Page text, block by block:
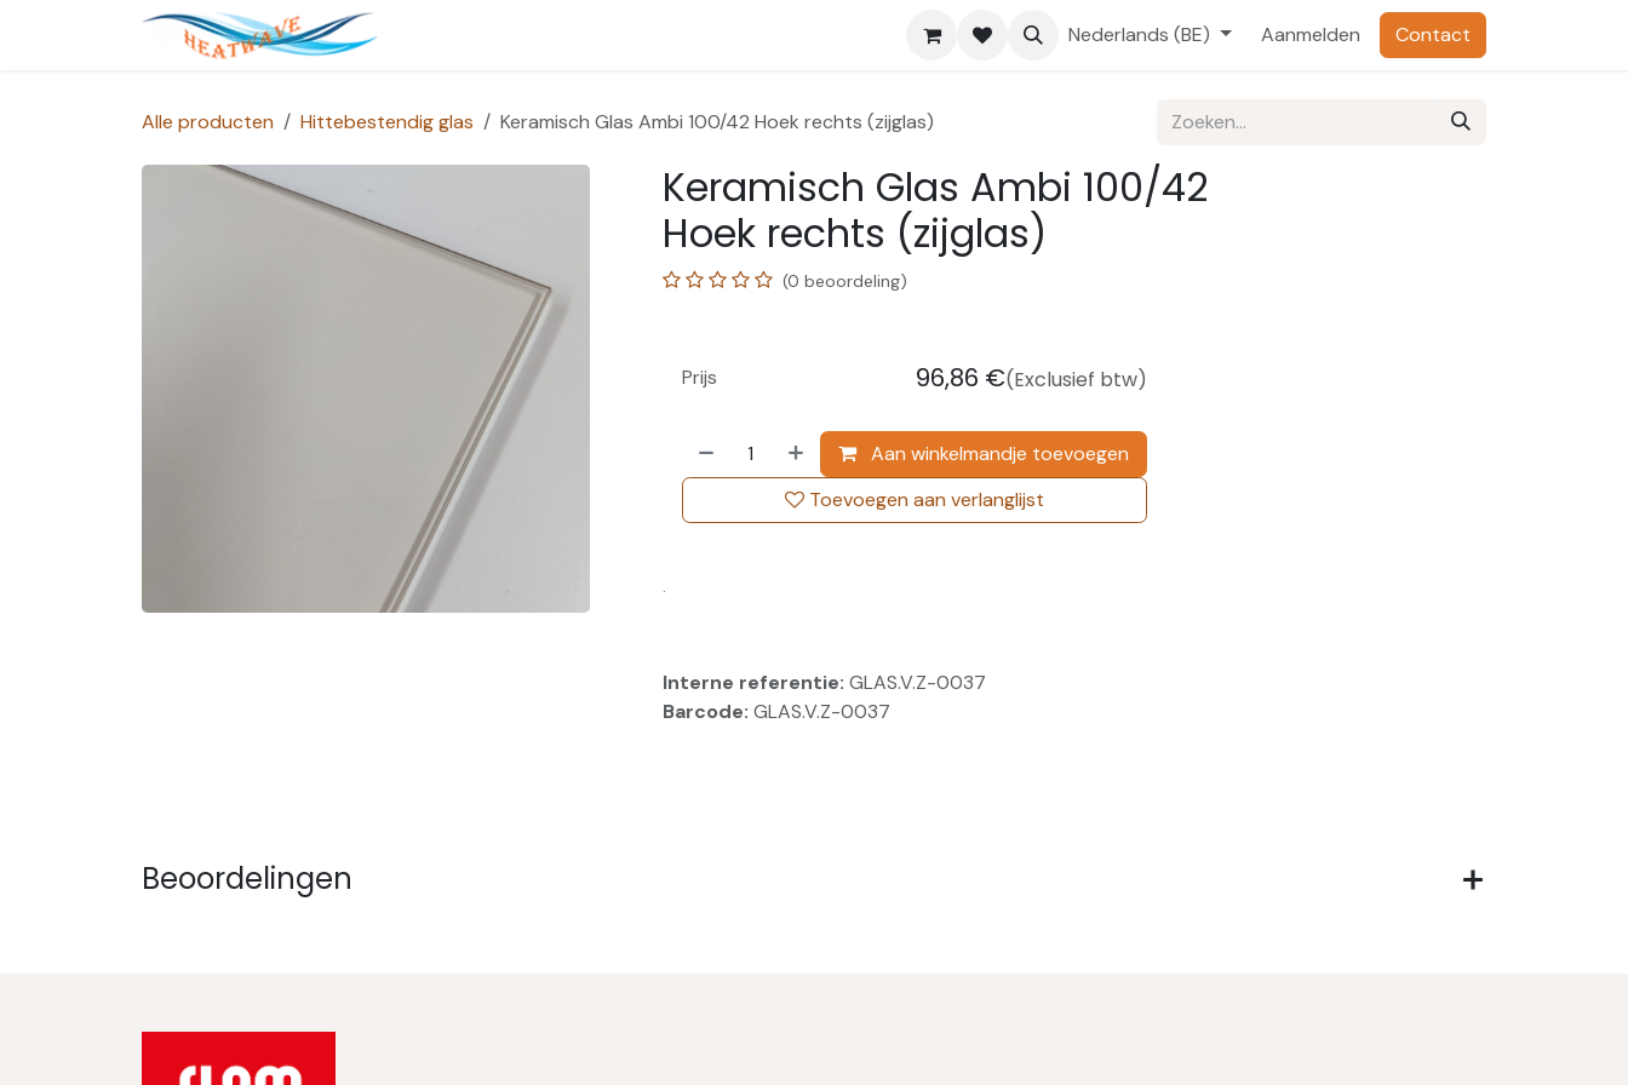
Overslaan naar inhoud
Nederlands (BE) Aanmelden Contact
Alle producten Hittebestendig glas Keramisch Glas Ambi 100/42 Hoek rechts (zijglas)
Keramisch Glas Ambi 100/42
Hoek rechts (zijglas)
(0 beoordeling)
Aan winkelmandje toevoegen
Toevoegen aan verlanglijst
Prijs 96,86 €(Exclusief btw)
.
Interne referentie: GLAS.V.Z-0037
Barcode: GLAS.V.Z-0037
Beoordelingen